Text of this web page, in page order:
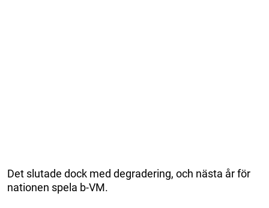
Det slutade dock med degradering, och nästa år för
nationen spela b-VM.